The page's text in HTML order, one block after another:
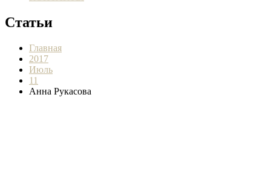
Статьи
Главная
2017
Июль
11
Анна Рукасова